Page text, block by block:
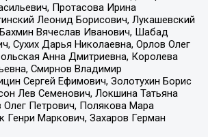
Протасова Ирина
Леонид Борисович, Лукашевский
Вячеслав Иванович, Шабад
Сухих Дарья Николаевна, Орлов Олег
Анна Дмитриевна, Королева
Смирнов Владимир
Сергей Ефимович, Золотухин Борис
Лев Семенович, Локшина Татьяна
Петрович, Полякова Мара
Генри Маркович, Захаров Герман